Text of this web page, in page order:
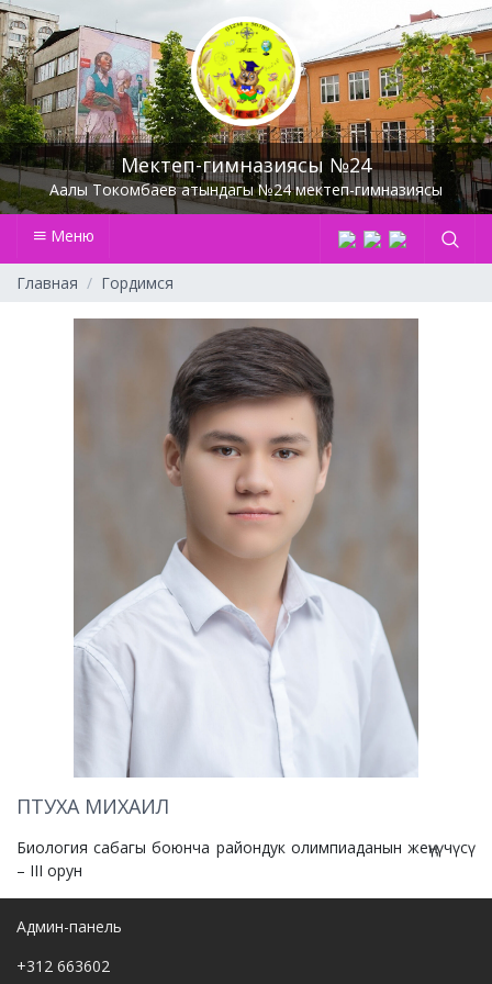
Мектеп-гимназиясы №24
Аалы Токомбаев атындагы №24 мектеп-гимназиясы
Меню
Главная Гордимся
ПТУХА МИХАИЛ
Биология сабагы боюнча райондук олимпиаданын жеңүүчүсү
– III орун
Админ-панель
+312 663602